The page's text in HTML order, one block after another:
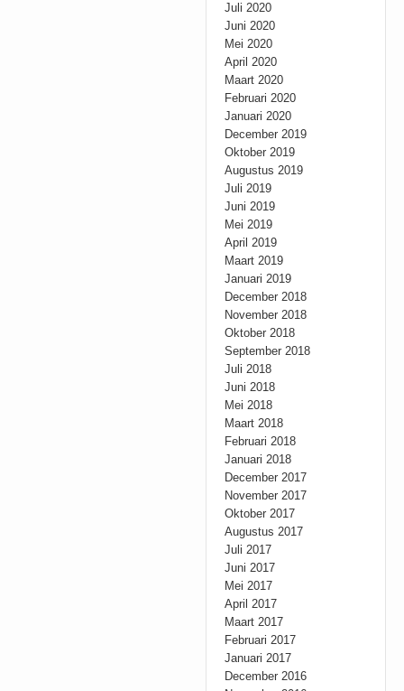
Juli 2020
Juni 2020
Mei 2020
April 2020
Maart 2020
Februari 2020
Januari 2020
December 2019
Oktober 2019
Augustus 2019
Juli 2019
Juni 2019
Mei 2019
April 2019
Maart 2019
Januari 2019
December 2018
November 2018
Oktober 2018
September 2018
Juli 2018
Juni 2018
Mei 2018
Maart 2018
Februari 2018
Januari 2018
December 2017
November 2017
Oktober 2017
Augustus 2017
Juli 2017
Juni 2017
Mei 2017
April 2017
Maart 2017
Februari 2017
Januari 2017
December 2016